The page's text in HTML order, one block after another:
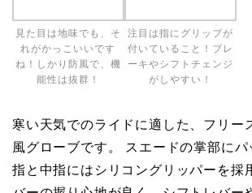
見た目は地味でも、そ
れがかっこいいです
ね！しかり防風で、機
能性は抜群！
注目は指にグリップが
付いていること！ブレ
ーキやシフトチェンジ
がしやすい！
寒い天気でのライドに適した、フリー
風グローブです。 スエードの掌部にパ
指と中指にはシリコングリッパーを採